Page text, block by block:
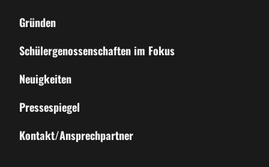
Gründen
Schülergenossenschaften im Fokus
Neuigkeiten
Pressespiegel
Kontakt/Ansprechpartner